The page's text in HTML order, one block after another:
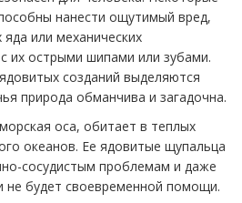
нанести ощутимый вред,
или механических
их острыми шипами или зубами.
созданий выделяются
природа обманчива и загадочна.
оса, обитает в теплых
океанов. Ее ядовитые щупальца
сосудистым проблемам и даже
не будет своевременной помощи.